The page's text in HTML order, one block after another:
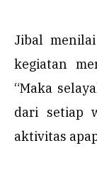
Jibal
kegiatan
“Maka
dari setiap
aktivitas